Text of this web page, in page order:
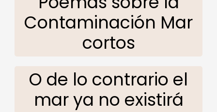
Contaminación Mar
cortos
O de lo contrario el
mar ya no existirá